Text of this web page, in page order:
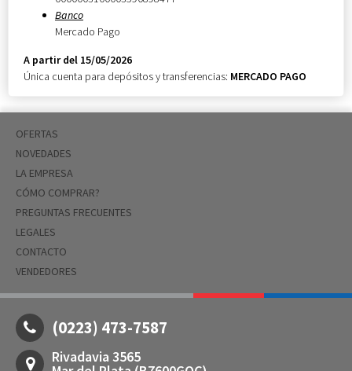
Banco
Mercado Pago
A partir del 15/05/2026
Única cuenta para depósitos y transferencias: MERCADO PAGO
OFERTAS
NOVEDADES
LA EMPRESA
CÓMO COMPRAR?
PREGUNTAS FRECUENTES
LEGALES
CONTACTO
VENDEDORES
(0223) 473-7587
Rivadavia 3565